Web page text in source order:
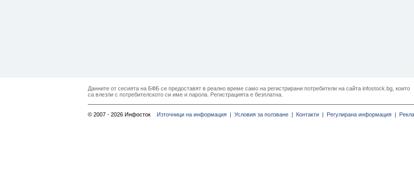
Данните от сесията на БФБ се предоставят в реално време само на регистрирани потребители на сайта infostock.bg, които
са влезли с потребителското си име и парола. Регистрацията е безплатна.
© 2007 - 2026 Инфосток Източници на информация | Условия за ползване | Контакти | Регулирана информация |